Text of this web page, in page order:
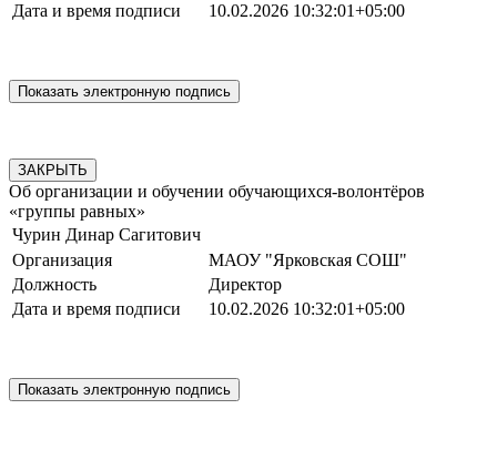
Дата и время подписи
10.02.2026 10:32:01+05:00
ЗАКРЫТЬ
Об организации и обучении обучающихся-волонтёров
«группы равных»
Чурин Динар Сагитович
Организация
МАОУ "Ярковская СОШ"
Должность
Директор
Дата и время подписи
10.02.2026 10:32:01+05:00